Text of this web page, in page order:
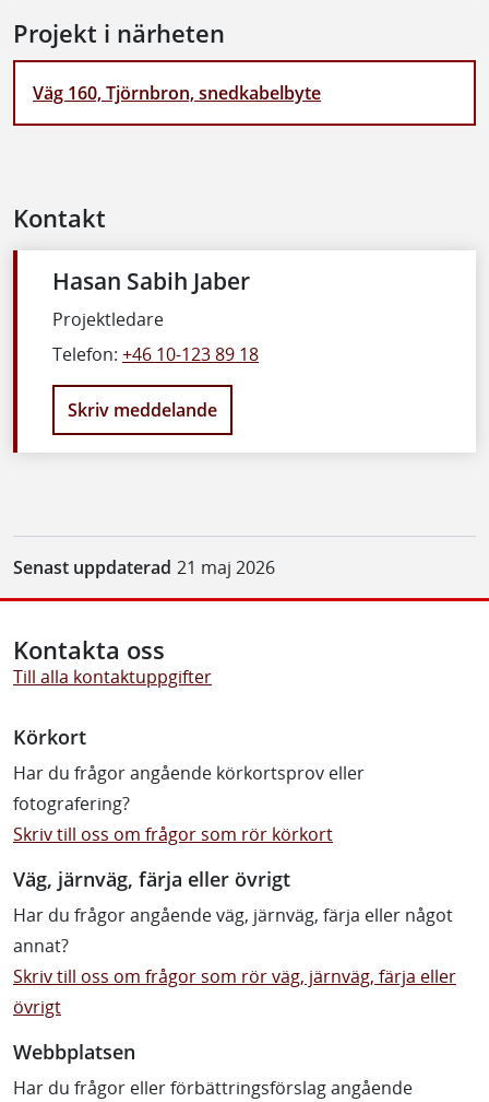
Projekt i närheten
Väg 160, Tjörnbron, snedkabelbyte
Kontakt
Hasan Sabih Jaber
Projektledare
Telefon: +46 10-123 89 18
Skriv meddelande
Senast uppdaterad 21 maj 2026
Kontakta oss
Till alla kontaktuppgifter
Körkort
Har du frågor angående körkortsprov eller
fotografering?
Skriv till oss om frågor som rör körkort
Väg, järnväg, färja eller övrigt
Har du frågor angående väg, järnväg, färja eller något
annat?
Skriv till oss om frågor som rör väg, järnväg, färja eller
övrigt
Webbplatsen
Har du frågor eller förbättringsförslag angående